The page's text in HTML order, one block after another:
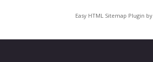
Easy HTML Sitemap Plugin by